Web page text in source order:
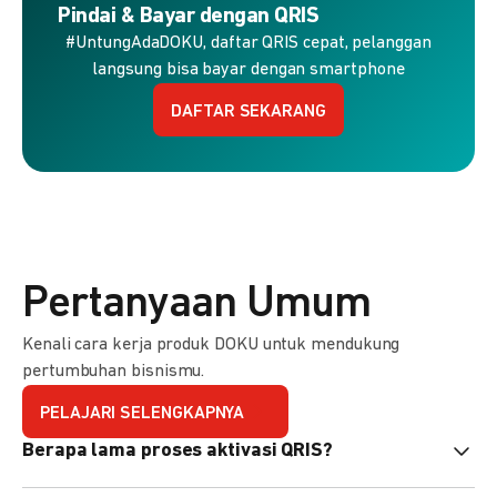
Pindai & Bayar dengan QRIS
#UntungAdaDOKU, daftar QRIS cepat, pelanggan
langsung bisa bayar dengan smartphone
DAFTAR SEKARANG
Pertanyaan Umum
Kenali cara kerja produk DOKU untuk mendukung
pertumbuhan bisnismu.
PELAJARI SELENGKAPNYA
Berapa lama proses aktivasi QRIS?